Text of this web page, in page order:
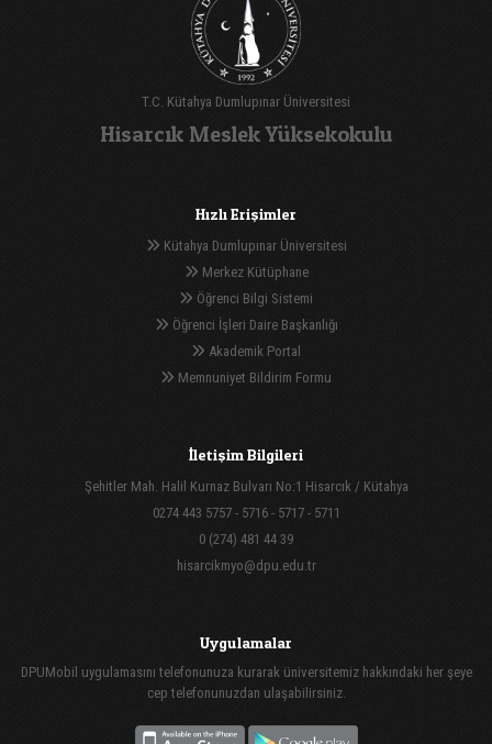
T.C. Kütahya Dumlupınar Üniversitesi
Hisarcık Meslek Yüksekokulu
Hızlı Erişimler
Kütahya Dumlupınar Üniversitesi
Merkez Kütüphane
Öğrenci Bilgi Sistemi
Öğrenci İşleri Daire Başkanlığı
Akademik Portal
Memnuniyet Bildirim Formu
İletişim Bilgileri
Şehitler Mah. Halil Kurnaz Bulvarı No:1 Hisarcık / Kütahya
0274 443 5757 - 5716 - 5717 - 5711
0 (274) 481 44 39
hisarcikmyo@dpu.edu.tr
Uygulamalar
DPUMobil uygulamasını telefonunuza kurarak üniversitemiz hakkındaki her şeye
cep telefonunuzdan ulaşabilirsiniz.